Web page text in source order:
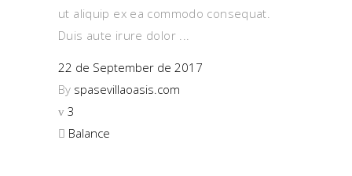
ut aliquip ex ea commodo consequat.
Duis aute irure dolor
22 de September de 2017
By spasevillaoasis.com
3
Balance